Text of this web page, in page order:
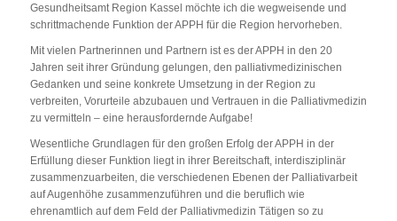
Gesundheitsamt Region Kassel möchte ich die wegweisende und
schrittmachende Funktion der APPH für die Region hervorheben.
Mit vielen Partnerinnen und Partnern ist es der APPH in den 20
Jahren seit ihrer Gründung gelungen, den palliativmedizinischen
Gedanken und seine konkrete Umsetzung in der Region zu
verbreiten, Vorurteile abzubauen und Vertrauen in die Palliativmedizin
zu vermitteln – eine herausfordernde Aufgabe!
Wesentliche Grundlagen für den großen Erfolg der APPH in der
Erfüllung dieser Funktion liegt in ihrer Bereitschaft, interdisziplinär
zusammenzuarbeiten, die verschiedenen Ebenen der Palliativarbeit
auf Augenhöhe zusammenzuführen und die beruflich wie
ehrenamtlich auf dem Feld der Palliativmedizin Tätigen so zu